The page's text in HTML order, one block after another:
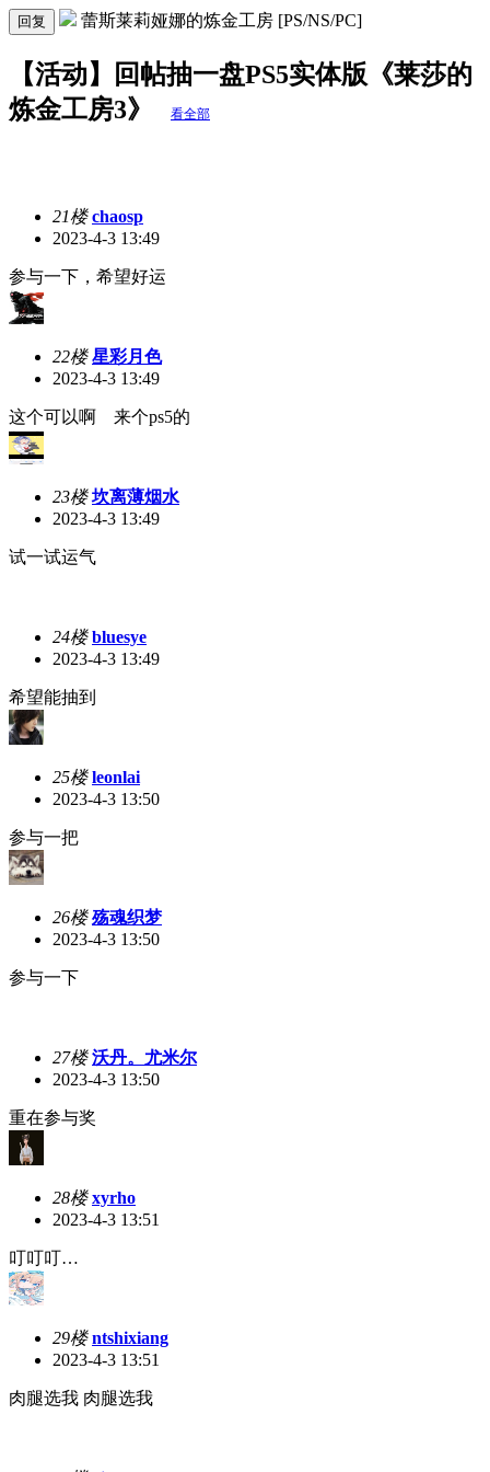
回复 蕾斯莱莉娅娜的炼金工房 [PS/NS/PC]
【活动】回帖抽一盘PS5实体版《莱莎的
炼金工房3》
看全部
21楼 chaosp
2023-4-3 13:49
参与一下，希望好运
22楼 星彩月色
2023-4-3 13:49
这个可以啊 来个ps5的
23楼 坎离薄烟水
2023-4-3 13:49
试一试运气
24楼 bluesye
2023-4-3 13:49
希望能抽到
25楼 leonlai
2023-4-3 13:50
参与一把
26楼 殇魂织梦
2023-4-3 13:50
参与一下
27楼 沃丹。尤米尔
2023-4-3 13:50
重在参与奖
28楼 xyrho
2023-4-3 13:51
叮叮叮…
29楼 ntshixiang
2023-4-3 13:51
肉腿选我 肉腿选我